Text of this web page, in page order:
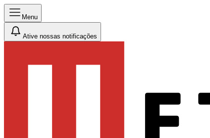
Menu
Ative nossas notificações